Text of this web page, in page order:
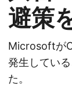
避策
Microsoftが
発生してい
た。